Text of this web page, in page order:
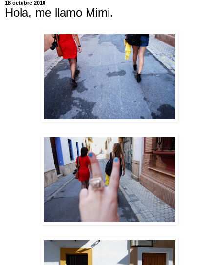
18 octubre 2010
Hola, me llamo Mimi.